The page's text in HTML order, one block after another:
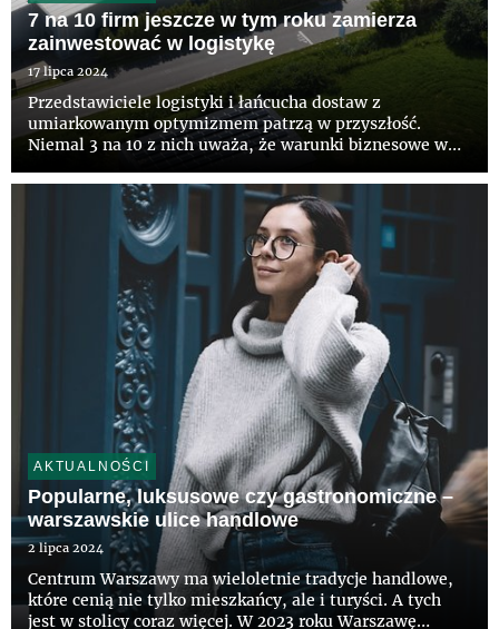
7 na 10 firm jeszcze w tym roku zamierza
zainwestować w logistykę
17 lipca 2024
Przedstawiciele logistyki i łańcucha dostaw z
umiarkowanym optymizmem patrzą w przyszłość.
Niemal 3 na 10 z nich uważa, że warunki biznesowe w
minionym roku, podobna liczba nie spodziewa się zmian
– wynika z raportu Confi...
AKTUALNOŚCI
Popularne, luksusowe czy gastronomiczne –
warszawskie ulice handlowe
2 lipca 2024
Centrum Warszawy ma wieloletnie tradycje handlowe,
które cenią nie tylko mieszkańcy, ale i turyści. A tych
jest w stolicy coraz więcej. W 2023 roku Warszawę